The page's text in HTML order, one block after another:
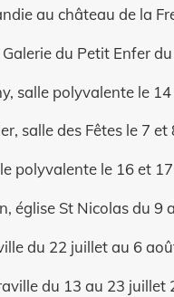
au château de la
du Petit Enfer
salle polyvalente le
salle des Fêtes le 7
polyvalente le 16 et
église St Nicolas du 9
du 22 juillet au 6
du 13 au 23 juillet